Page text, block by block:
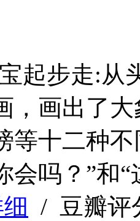
宝起步走:
，画出了
等十二种
吗？”和“
/ 豆瓣